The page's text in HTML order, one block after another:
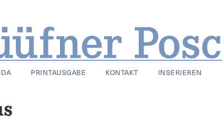
PRINTAUSGABE KONTAKT INSERIEREN